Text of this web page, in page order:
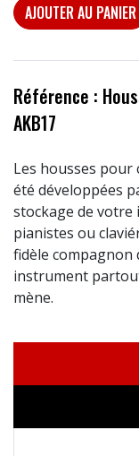
AJOUTER AU PANIER
Référence :
AKB17
Les housses
été développées
stockage de votre
pianistes ou
fidèle
instrument
mène.